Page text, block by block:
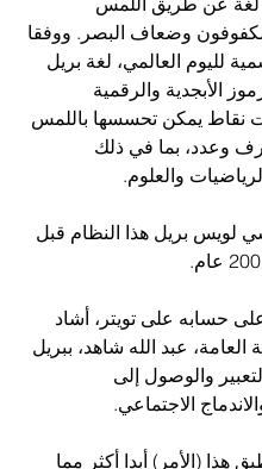
وضعاف البصر. ووفقا
لليوم العالمي، لغة بريل
الأبجدية والرقمية
نقاط يمكن تحسسها باللمس
وعدد، بما في ذلك
والعلوم.
لويس بريل هذا النظام قبل
حسابه على تويتر، أشاد
العامة، عبد الله شاهد، ببريل
والوصول إلى
الاجتماعي.
هذا (الأمر) أبدا أكثر مما